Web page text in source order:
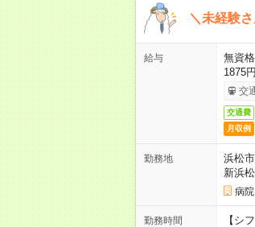
＼未経験
給与
無資
1875円
交
交通費
月収例
勤務地
浜松
新浜
病
勤務時間
【シ